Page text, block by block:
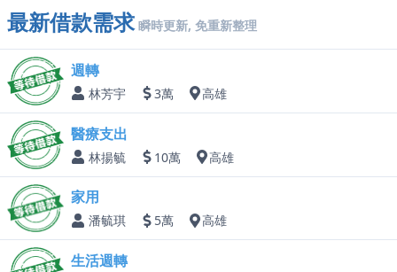
最新借款需求 瞬時更新, 免重新整理
週轉
林芳宇 3萬 高雄
醫療支出
林揚毓 10萬 高雄
家用
潘毓琪 5萬 高雄
生活週轉